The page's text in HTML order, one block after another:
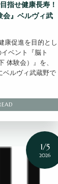
指せ健康長寿！
会』ベルヴィ武
康促進を目的とし
ベント『脳ト
体験会）』を、
ベルヴィ武蔵野で
1/5
2026